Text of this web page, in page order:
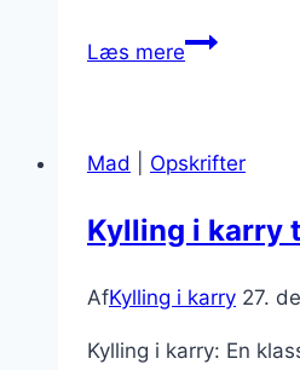
Læs mereKylling
spinat
Mad Opskrifter
Kylling i karry
AfKylling i karry 27.
Kylling i karry: En